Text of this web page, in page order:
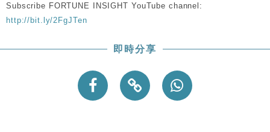
Subscribe FORTUNE INSIGHT YouTube channel:
http://bit.ly/2FgJTen
即時分享